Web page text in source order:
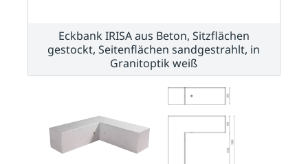
Eckbank IRISA aus Beton, Sitzflächen
gestockt, Seitenflächen sandgestrahlt, in
Granitoptik weiß